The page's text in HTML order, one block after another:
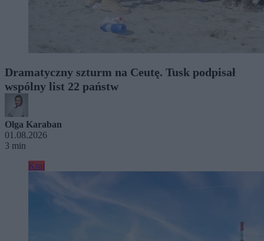
Dramatyczny szturm na Ceutę. Tusk podpisał
wspólny list 22 państw
Olga Karaban
01.08.2026
3 min
Kraj